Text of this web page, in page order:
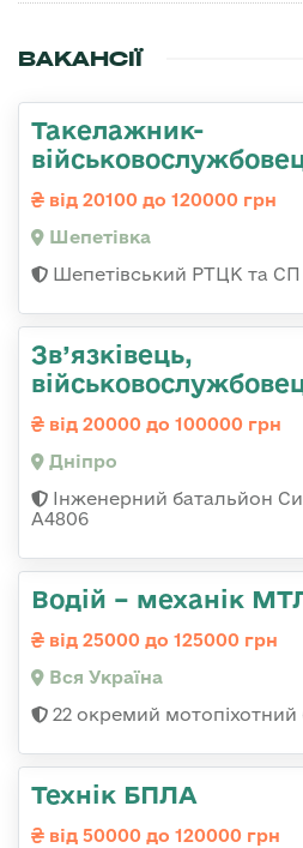
ВАКАНСІЇ
Такелажник-
від 20100 до 120000 грн
Шепетівка
Шепетівський РТЦК та СП
Зв’язківець,
від 20000 до 100000 грн
Дніпро
Інженерний батальйон
А4806
Водій – механік
від 25000 до 125000 грн
Вся Україна
22 окремий
Технік БПЛА
від 50000 до 120000 грн